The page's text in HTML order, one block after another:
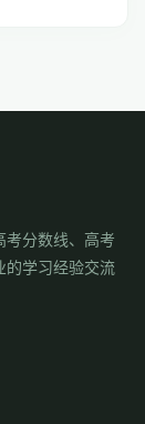
考分数线、高考
的学习经验交流